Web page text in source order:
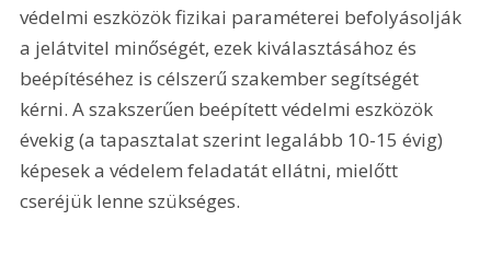
védelmi eszközök fizikai paraméterei befolyásolják
a jelátvitel minőségét, ezek kiválasztásához és
beépítéséhez is célszerű szakember segítségét
kérni. A szakszerűen beépített védelmi eszközök
évekig (a tapasztalat szerint legalább 10-15 évig)
képesek a védelem feladatát ellátni, mielőtt
cseréjük lenne szükséges.